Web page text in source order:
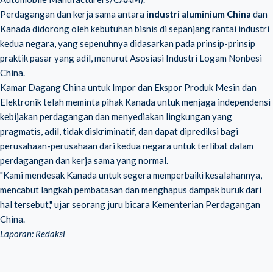
Perdagangan dan kerja sama antara industri aluminium China dan
Kanada didorong oleh kebutuhan bisnis di sepanjang rantai industri
kedua negara, yang sepenuhnya didasarkan pada prinsip-prinsip
praktik pasar yang adil, menurut Asosiasi Industri Logam Nonbesi
China.
Kamar Dagang China untuk Impor dan Ekspor Produk Mesin dan
Elektronik telah meminta pihak Kanada untuk menjaga independensi
kebijakan perdagangan dan menyediakan lingkungan yang
pragmatis, adil, tidak diskriminatif, dan dapat diprediksi bagi
perusahaan-perusahaan dari kedua negara untuk terlibat dalam
perdagangan dan kerja sama yang normal.
"Kami mendesak Kanada untuk segera memperbaiki kesalahannya,
mencabut langkah pembatasan dan menghapus dampak buruk dari
hal tersebut," ujar seorang juru bicara Kementerian Perdagangan
China.
Laporan: Redaksi